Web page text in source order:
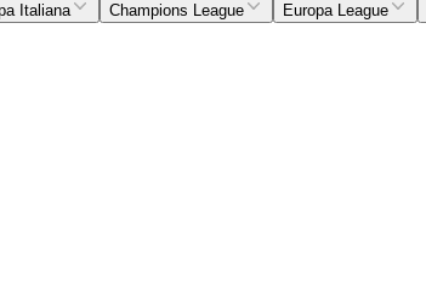
Italiana Champions League Europa League